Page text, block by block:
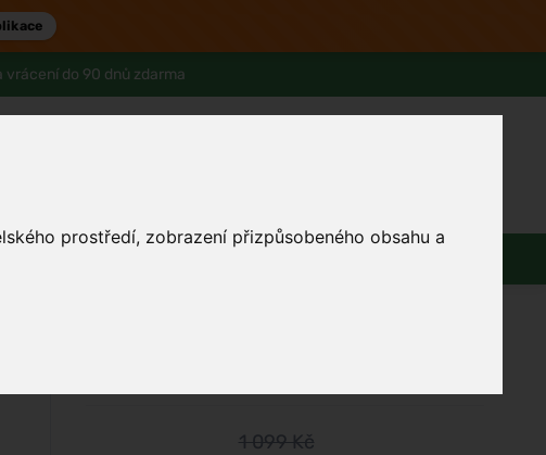
prostředí, zobrazení přizpůsobeného obsahu a
vrácení do 90 dnů zdarma
Domácnost Dárky
1 099 Kč